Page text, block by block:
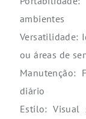
ambientes
Versatilidade:
ou áreas de
Manutenção:
diário
Estilo: Visual